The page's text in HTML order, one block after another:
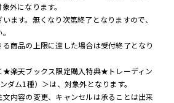
外になります。
ます。無くなり次第終了となりますので、
商品の上限に達した場合は受付終了となり
楽天ブックス限定購入特典★トレーディン
ダム1種）＞は、対象外となります。
内容の変更、キャンセルは承ることは出来